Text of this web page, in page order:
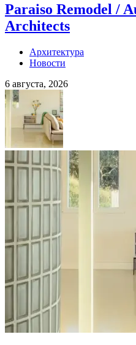
Paraiso Remodel /
Architects
Архитектура
Новости
6 августа, 2026